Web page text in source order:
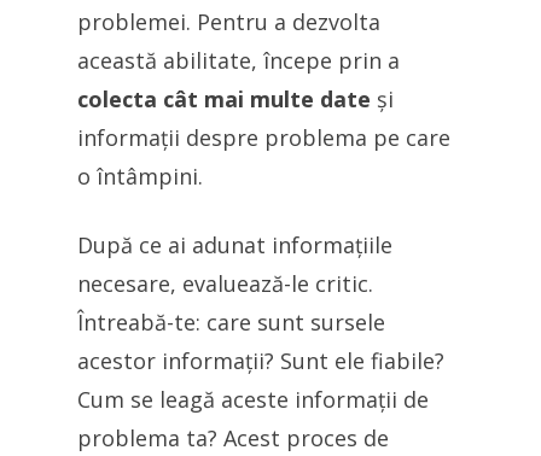
problemei. Pentru a dezvolta
această abilitate, începe prin a
colecta cât mai multe date și
informații despre problema pe care
o întâmpini.
După ce ai adunat informațiile
necesare, evaluează-le critic.
Întreabă-te: care sunt sursele
acestor informații? Sunt ele fiabile?
Cum se leagă aceste informații de
problema ta? Acest proces de